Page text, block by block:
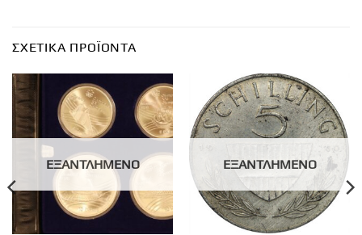
ΣΧΕΤΙΚΆ ΠΡΟΪΌΝΤΑ
ΕΞΑΝΤΛΗΜΈΝΟ ΕΞΑΝΤΛΗΜΈΝΟ